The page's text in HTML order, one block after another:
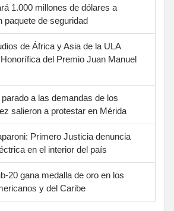
1.000 millones de dólares a
paquete de seguridad
de África y Asia de la ULA
del Premio Juan Manuel
a las demandas de los
salieron a protestar en Mérida
Primero Justicia denuncia
en el interior del país
20 gana medalla de oro en los
y del Caribe